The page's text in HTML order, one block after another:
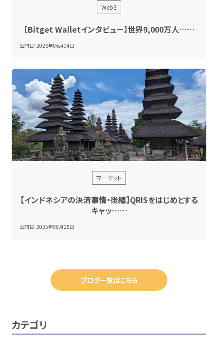
Web3
【Bitget Walletインタビュー】世界9,000万人……
公開日：2026年06月04日
マーケット
【インドネシアの決済事情・後編】QRISをはじめとする
キャッ……
公開日：2025年08月25日
ブログ一覧はこちら
カテゴリ